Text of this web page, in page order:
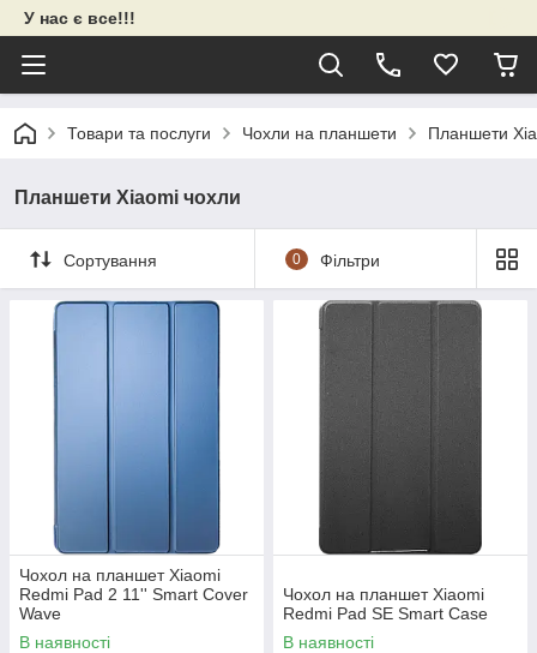
У нас є все!!!
Товари та послуги Чохли на планшети Планшети
Планшети Xiaomi чохли
Сортування 0 Фільтри
Чохол на планшет Xiaomi
Redmi Pad 2 11'' Smart Cover
Wave
В наявності
Чохол на планшет Xiaomi
Redmi Pad SE Smart Case
В наявності